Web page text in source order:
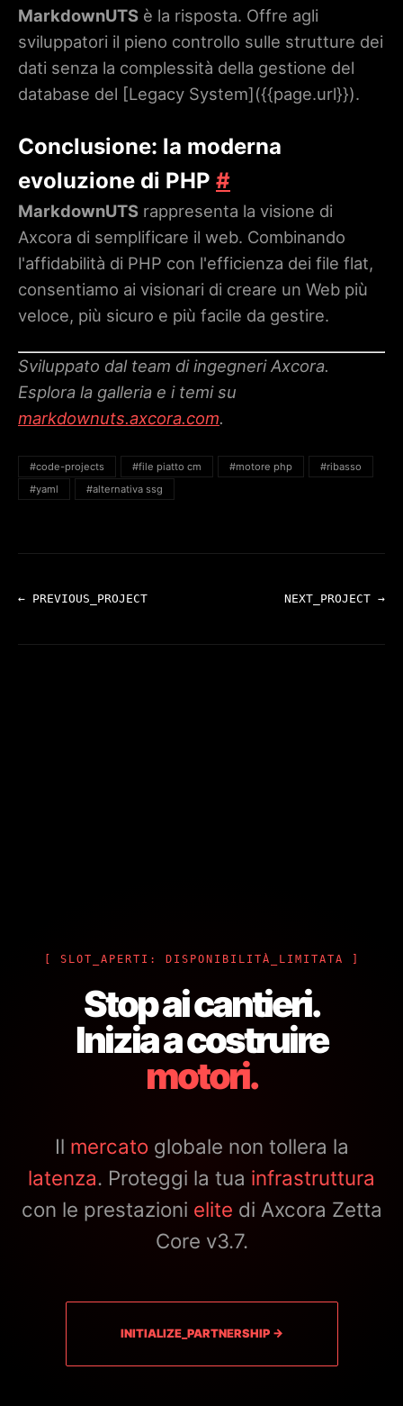
MarkdownUTS è la risposta. Offre agli
sviluppatori il pieno controllo sulle strutture dei
dati senza la complessità della gestione del
database del [Legacy System]({{page.url}}).
Conclusione: la moderna
evoluzione di PHP #
MarkdownUTS rappresenta la visione di
Axcora di semplificare il web. Combinando
l'affidabilità di PHP con l'efficienza dei file flat,
consentiamo ai visionari di creare un Web più
veloce, più sicuro e più facile da gestire.
Sviluppato dal team di ingegneri Axcora.
Esplora la galleria e i temi su
markdownuts.axcora.com.
#code-projects #file piatto cm #motore php
#ribasso
#yaml
#alternativa ssg
← PREVIOUS_PROJECT NEXT_PROJECT →
[ SLOT_APERTI: DISPONIBILITÀ_LIMITATA ]
Stop ai cantieri.
Inizia a costruire
motori.
Il mercatoglobale non tollera la
latenza. Proteggi la tua infrastruttura
con le prestazioni elite di Axcora Zetta
Core v3.7.
INITIALIZE_PARTNERSHIP →